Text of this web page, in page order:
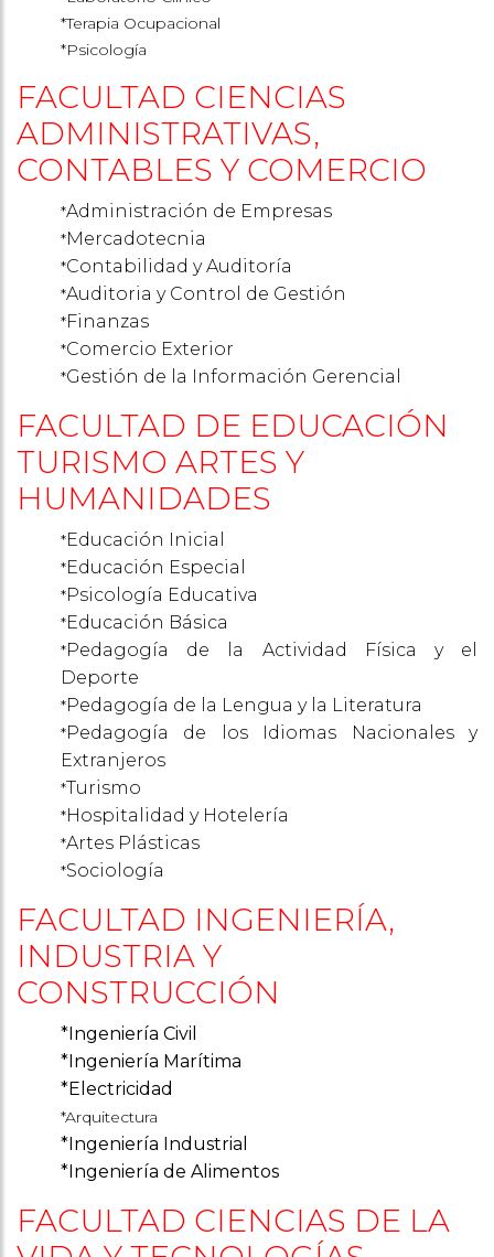
*Terapia Ocupacional
*Psicología
FACULTAD CIENCIAS
ADMINISTRATIVAS,
CONTABLES Y COMERCIO
*Administración de Empresas
*Mercadotecnia
*Contabilidad y Auditoría
*Auditoria y Control de Gestión
*Finanzas
*Comercio Exterior
*Gestión de la Información Gerencial
FACULTAD DE EDUCACIÓN
TURISMO ARTES Y
HUMANIDADES
*Educación Inicial
*Educación Especial
*Psicología Educativa
*Educación Básica
*Pedagogía de la Actividad Física y el
Deporte
*Pedagogía de la Lengua y la Literatura
*Pedagogía de los Idiomas Nacionales y
Extranjeros
*Turismo
*Hospitalidad y Hotelería
*Artes Plásticas
*Sociología
FACULTAD INGENIERÍA,
INDUSTRIA Y
CONSTRUCCIÓN
*Ingeniería Civil
*Ingeniería Marítima
*Electricidad
*Arquitectura
*Ingeniería Industrial
*Ingeniería de Alimentos
FACULTAD CIENCIAS DE LA